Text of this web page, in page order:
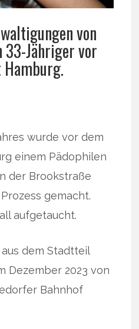
von
Jähriger vor
wurde vor dem
einem Pädophilen
der Brookstraße
gemacht.
aufgetaucht.
dem Stadtteil
Dezember 2023 von
Bahnhof